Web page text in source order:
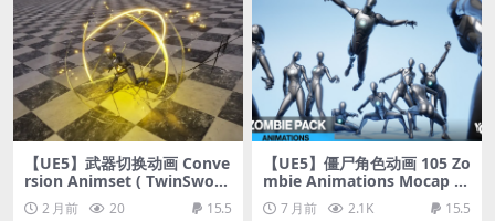
【UE5】武器切换动画 Conve
rsion Animset ( TwinSword
& TwinBlades)
2 月前 20 15.5
【UE5】僵尸角色动画 105 Zo
mbie Animations Mocap +
281 Bonus Zombie Audio
7 月前 2.1K 15.5